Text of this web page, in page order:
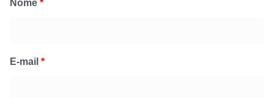
Nome *
E-mail *